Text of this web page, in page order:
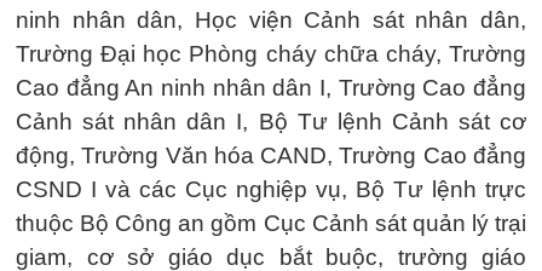
ninh nhân dân, Học viện Cảnh sát nhân dân,
Trường Đại học Phòng cháy chữa cháy, Trường
Cao đẳng An ninh nhân dân I, Trường Cao đẳng
Cảnh sát nhân dân I, Bộ Tư lệnh Cảnh sát cơ
động, Trường Văn hóa CAND, Trường Cao đẳng
CSND I và các Cục nghiệp vụ, Bộ Tư lệnh trực
thuộc Bộ Công an gồm Cục Cảnh sát quản lý trại
giam, cơ sở giáo dục bắt buộc, trường giáo